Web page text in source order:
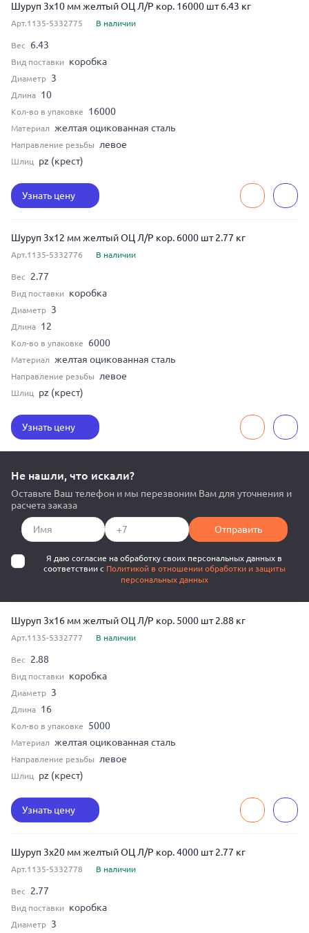
Шуруп 3x10 мм желтый ОЦ Л/Р кор. 16000 шт 6.43 кг
Арт.1135-5332775 В наличии
Вес 6.43
Вид поставки коробка
Диаметр 3
Длина 10
Кол-во в упаковке 16000
Материал желтая оцикованная сталь
Направление резьбы левое
Шлиц pz (крест)
Узнать цену
Шуруп 3x12 мм желтый ОЦ Л/Р кор. 6000 шт 2.77 кг
Арт.1135-5332776 В наличии
Вес 2.77
Вид поставки коробка
Диаметр 3
Длина 12
Кол-во в упаковке 6000
Материал желтая оцикованная сталь
Направление резьбы левое
Шлиц pz (крест)
Узнать цену
Не нашли, что искали?
Оставьте Ваш телефон и мы перезвоним Вам для уточнения и
расчета заказа
Отправить
Я даю согласие на обработку своих персональных данных в
соответствии с Политикой в отношении обработки и защиты
персональных данных
Шуруп 3x16 мм желтый ОЦ Л/Р кор. 5000 шт 2.88 кг
Арт.1135-5332777 В наличии
Вес 2.88
Вид поставки коробка
Диаметр 3
Длина 16
Кол-во в упаковке 5000
Материал желтая оцикованная сталь
Направление резьбы левое
Шлиц pz (крест)
Узнать цену
Шуруп 3x20 мм желтый ОЦ Л/Р кор. 4000 шт 2.77 кг
Арт.1135-5332778 В наличии
Вес 2.77
Вид поставки коробка
Диаметр 3